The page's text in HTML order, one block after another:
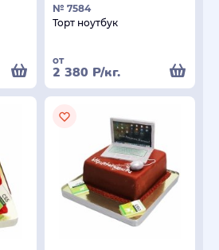
№ 7584
Торт ноутбук
от
2 380 Р/кг.